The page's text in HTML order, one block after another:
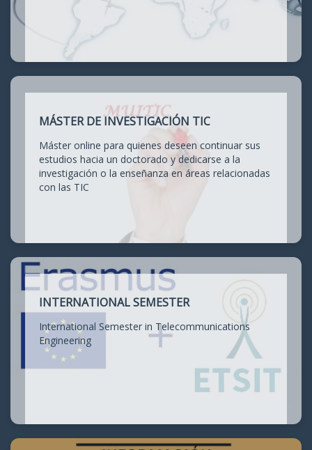
MÁSTER DE INVESTIGACIÓN TIC
Máster online para quienes deseen continuar sus
estudios hacia un doctorado y dedicarse a la
investigación o la enseñanza en áreas relacionadas
con las TIC
INTERNATIONAL SEMESTER
International Semester in Telecommunications
Engineering